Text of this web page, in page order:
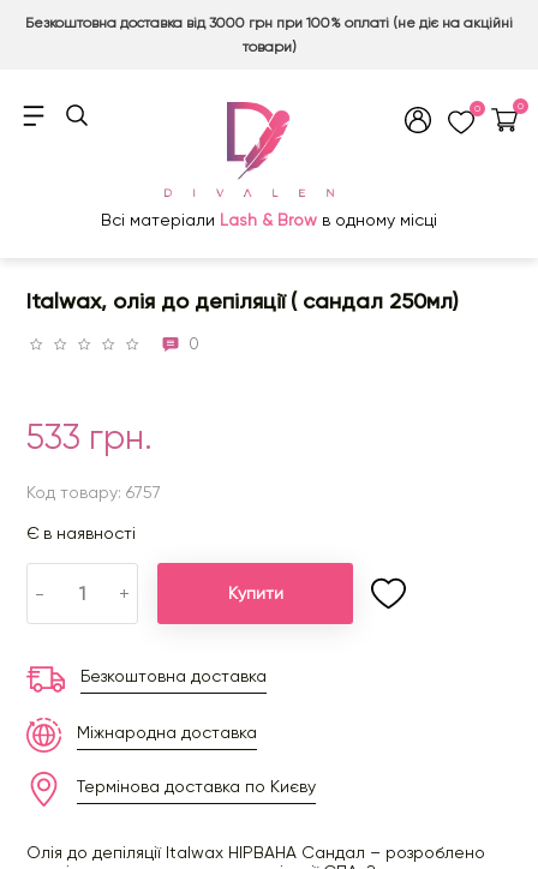
Безкоштовна доставка від 3000 грн при 100% оплаті (не діє на акційні
товари)
0 0
Всі матеріали Lash & Brow в одному місці
Italwax, олія до депіляції ( сандал 250мл)
0
533 грн.
Код товару: 6757
Є в наявності
- + Купити
Безкоштовна доставка
Міжнародна доставка
Термінова доставка по Києву
Олія до депіляції Italwax НІРВАНА Сандал – розроблено